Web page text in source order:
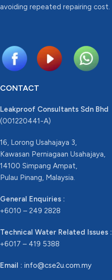
avoiding repeated repairing cost.
CONTACT
Leakproof Consultants Sdn Bhd
(001220441-A)
16, Lorong Usahajaya 3,
Kawasan Perniagaan Usahajaya,
14100 Simpang Ampat,
Pulau Pinang, Malaysia.
General Enquiries :
+6010 – 249 2828
Technical Water Related Issues :
+6017 – 419 5388
Email : info@cse2u.com.my